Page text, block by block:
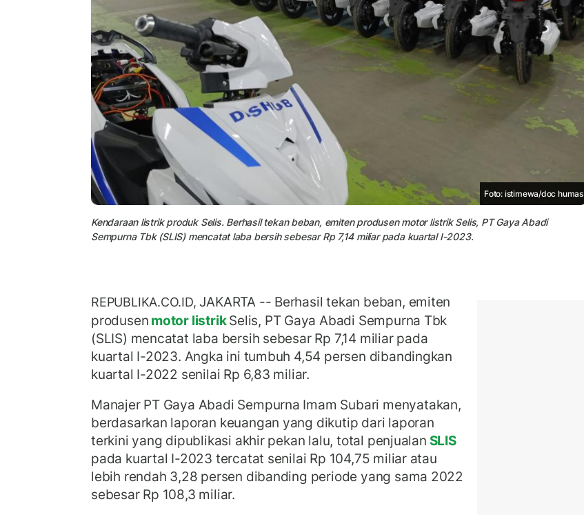
Foto: istimewa/doc humas
Kendaraan listrik produk Selis. Berhasil tekan beban, emiten produsen motor listrik Selis, PT Gaya Abadi
Sempurna Tbk (SLIS) mencatat laba bersih sebesar Rp 7,14 miliar pada kuartal I-2023.
REPUBLIKA.CO.ID,JAKARTA -- Berhasil tekan beban, emiten
produsen motor listrikSelis, PT Gaya Abadi Sempurna Tbk
(SLIS) mencatat laba bersih sebesar Rp 7,14 miliar pada
kuartal I-2023. Angka ini tumbuh 4,54 persen dibandingkan
kuartal I-2022 senilai Rp 6,83 miliar.
Manajer PT Gaya Abadi Sempurna Imam Subari menyatakan,
berdasarkan laporan keuangan yang dikutip dari laporan
terkini yang dipublikasi akhir pekan lalu, total penjualan SLIS
pada kuartal I-2023 tercatat senilai Rp 104,75 miliar atau
lebih rendah 3,28 persen dibanding periode yang sama 2022
sebesar Rp 108,3 miliar.